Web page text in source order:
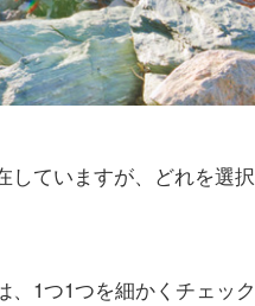
していますが、どれを選択
1つ1つを細かくチェック